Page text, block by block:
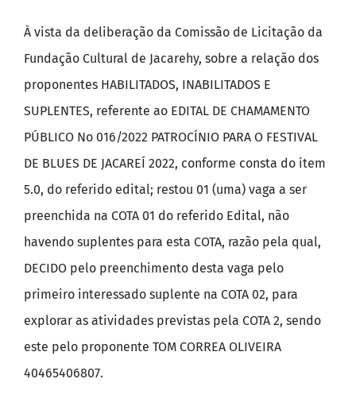
À vista da deliberação da Comissão de Licitação da
Fundação Cultural de Jacarehy, sobre a relação dos
proponentes HABILITADOS, INABILITADOS E
SUPLENTES, referente ao EDITAL DE CHAMAMENTO
PÚBLICO No 016/2022 PATROCÍNIO PARA O FESTIVAL
DE BLUES DE JACAREÍ 2022, conforme consta do item
5.0, do referido edital; restou 01 (uma) vaga a ser
preenchida na COTA 01 do referido Edital, não
havendo suplentes para esta COTA, razão pela qual,
DECIDO pelo preenchimento desta vaga pelo
primeiro interessado suplente na COTA 02, para
explorar as atividades previstas pela COTA 2, sendo
este pelo proponente TOM CORREA OLIVEIRA
40465406807.